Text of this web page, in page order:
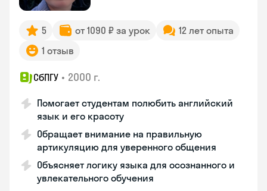
5 от 1090 ₽ за урок
12 лет опыта
1 отзыв
СбПГУ • 2000 г.
Помогает студентам полюбить английский
язык и его красоту
Обращает внимание на правильную
артикуляцию для уверенного общения
Объясняет логику языка для осознанного и
увлекательного обучения